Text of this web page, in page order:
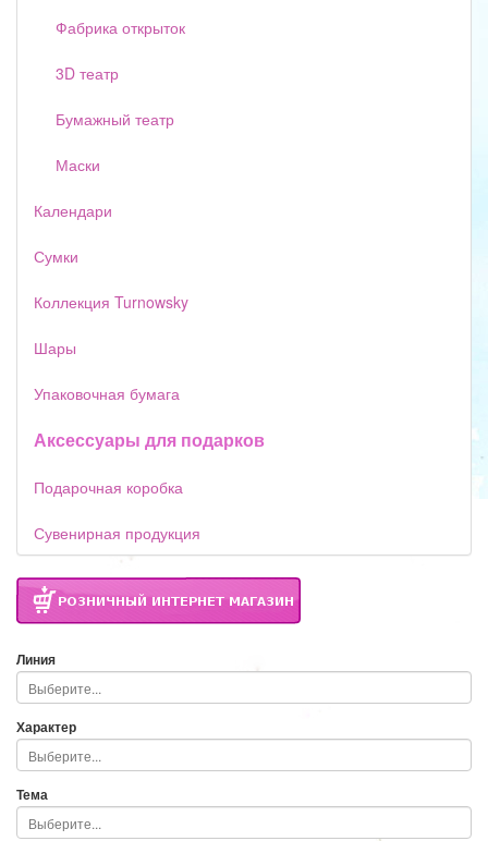
Фабрика открыток
3D театр
Бумажный театр
Маски
Календари
Сумки
Коллекция Turnowsky
Шары
Упаковочная бумага
Аксессуары для подарков
Подарочная коробка
Сувенирная продукция
Линия
Характер
Тема